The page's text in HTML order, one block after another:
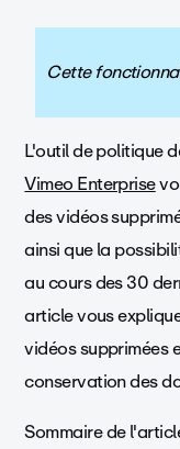
Cette
L'outil de politique
Vimeo Enterprise
des vidéos
ainsi que la
au cours des 30
article vous
vidéos supprimées
conservation des
Sommaire de